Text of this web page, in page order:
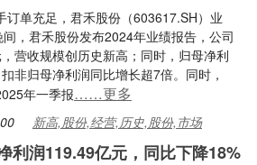
订单充足，君禾股份（603617.SH）业
，君禾股份发布2024年业绩报告，公司
营收规模创历史新高；同时，归母净利
非归母净利润同比增长超7倍。同时，
年一季报……更多
新高,股份,经营,历史,股份,市场
利润119.49亿元，同比下降18%